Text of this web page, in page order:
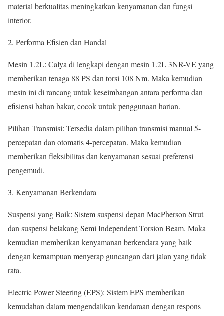
material berkualitas meningkatkan kenyamanan dan fungsi
interior.
2. Performa Efisien dan Handal
Mesin 1.2L: Calya di lengkapi dengan mesin 1.2L 3NR-VE yang
memberikan tenaga 88 PS dan torsi 108 Nm. Maka kemudian
mesin ini di rancang untuk keseimbangan antara performa dan
efisiensi bahan bakar, cocok untuk penggunaan harian.
Pilihan Transmisi: Tersedia dalam pilihan transmisi manual 5-
percepatan dan otomatis 4-percepatan. Maka kemudian
memberikan fleksibilitas dan kenyamanan sesuai preferensi
pengemudi.
3. Kenyamanan Berkendara
Suspensi yang Baik: Sistem suspensi depan MacPherson Strut
dan suspensi belakang Semi Independent Torsion Beam. Maka
kemudian memberikan kenyamanan berkendara yang baik
dengan kemampuan menyerap guncangan dari jalan yang tidak
rata.
Electric Power Steering (EPS): Sistem EPS memberikan
kemudahan dalam mengendalikan kendaraan dengan respons